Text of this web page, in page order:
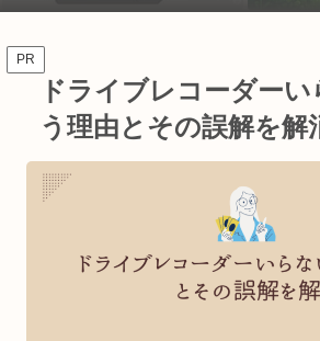
PR
ドライブレコーダー
う理由とその誤解を解